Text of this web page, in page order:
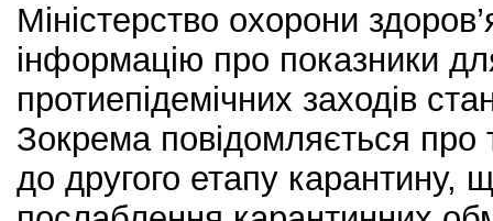
Міністерство охорони
інформацію про показники
протиепідемічних заходів
Зокрема повідомляється про
до другого етапу карантину,